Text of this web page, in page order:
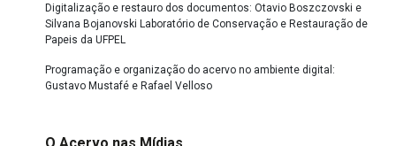
Digitalização e restauro dos documentos: Otavio Boszczovski e
Silvana Bojanovski Laboratório de Conservação e Restauração de
Papeis da UFPEL
Programação e organização do acervo no ambiente digital:
Gustavo Mustafé e Rafael Velloso